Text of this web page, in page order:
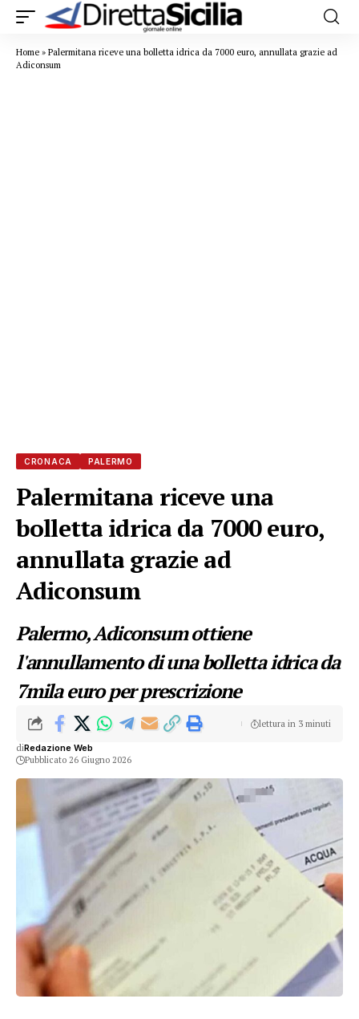
Home » Palermitana riceve una bolletta idrica da 7000 euro, annullata grazie ad
Adiconsum
CRONACA PALERMO
Palermitana riceve una
bolletta idrica da 7000 euro,
annullata grazie ad
Adiconsum
Palermo, Adiconsum ottiene
l'annullamento di una bolletta idrica da
7mila euro per prescrizione
diRedazione Web
Pubblicato 26 Giugno 2026
lettura in 3 minuti